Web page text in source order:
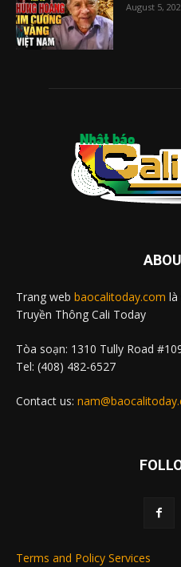
August 5,
Trang web baocalitoday.com là
Truyền Thông Cali Today
Tòa soạn: 1310 Tully Road
Tel: (408) 482-6527
Contact us:
Terms and Policy Services